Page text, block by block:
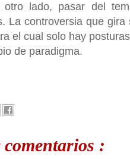
otro lado, pasar del
La controversia que
el cual solo hay
de paradigma.
: